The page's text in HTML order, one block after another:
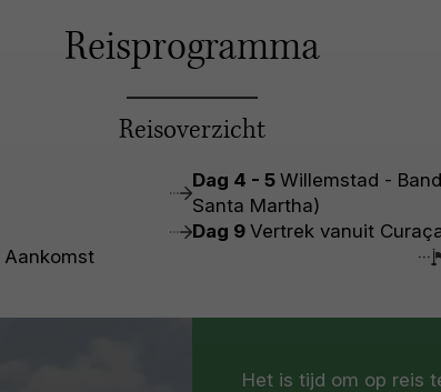
Reisprogramma
Reisoverzicht
Dag 4 - 5 Willemstad -
Santa Martha)
Dag 9 Vertrek vanuit
Aankomst
Het is tijd om op reis